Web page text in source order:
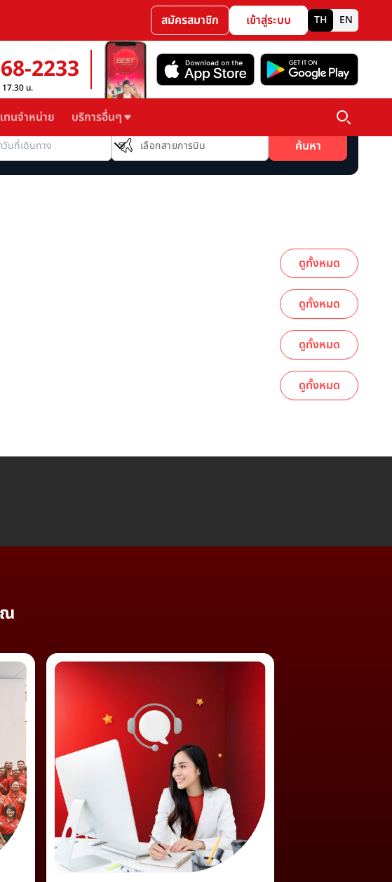
สมัครสมาชิก เข้าสู่ระบบ TH EN
2233
17.30 น.
ทนจำหน่าย บริการอื่นๆสายการบิน
เลือกสายการบิน
ค้นหา
ดูทั้งหมด
ดูทั้งหมด
ดูทั้งหมด
ดูทั้งหมด